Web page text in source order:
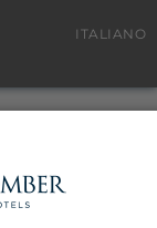
ITALIANO